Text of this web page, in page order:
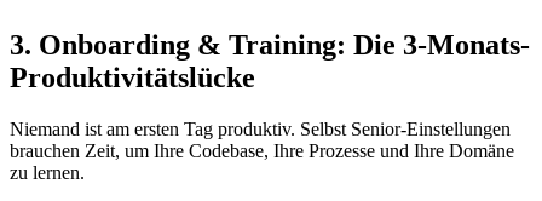
3. Onboarding & Training: Die 3-Monats-
Produktivitätslücke
Niemand ist am ersten Tag produktiv. Selbst Senior-Einstellungen
brauchen Zeit, um Ihre Codebase, Ihre Prozesse und Ihre Domäne
zu lernen.